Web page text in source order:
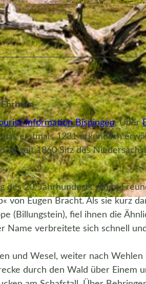
© Bispingen
Information Bispingen. Über
erstmals 1231 urkundlich
seit 1860 Sitz des
des 20. Jahrhunderts sahen
von Eugen Bracht. Als sie kurz
(Billungstein), fiel ihnen die
Name verbreitete sich schnell
und Wesel, weiter nach Wehlen
durch den Wald über Einem